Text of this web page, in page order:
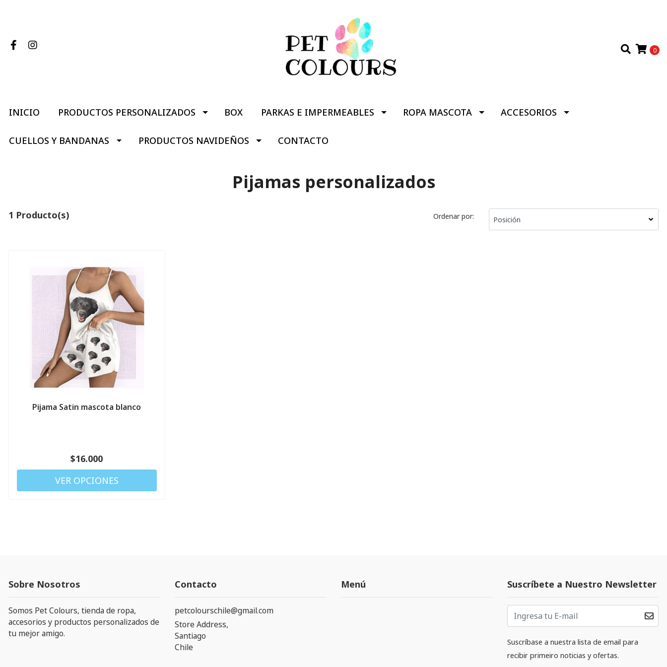
0
INICIO PRODUCTOS PERSONALIZADOS BOX PARKAS E IMPERMEABLES ROPA MASCOTA ACCESORIOS
CUELLOS Y BANDANAS PRODUCTOS NAVIDEÑOS CONTACTO
Pijamas personalizados
1 Producto(s) Ordenar por:
Pijama Satin mascota blanco
$16.000
VER OPCIONES
Sobre Nosotros
Somos Pet Colours, tienda de ropa,
accesorios y productos personalizados de
tu mejor amigo.
Contacto
petcolourschile@gmail.com
Store Address,
Santiago
Chile
Menú Suscríbete a Nuestro Newsletter
Suscríbase a nuestra lista de email para
recibir primeiro noticias y ofertas.